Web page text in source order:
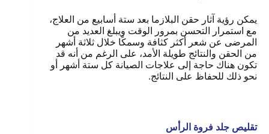
يمكن رؤية آثار حقن البلازما بعد ستة أسابيع من العلاج،
مع استمرار التحسن بمرور الوقت ويبلغ العديد من
المرضى عن شعر أكثر كثافة وسمكًا خلال ثلاثة أشهر
من الحقن والنتائج طويلة الأمد، على الرغم من أنه قد
تكون هناك حاجة إلى علاجات الصيانة كل ستة أشهر أو
نحو ذلك للحفاظ على النتائج.
تقليص جلد فروة الرأس